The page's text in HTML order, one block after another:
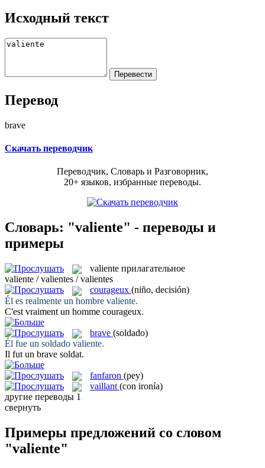
Исходный текст
Перевод
brave
Скачать переводчик
Переводчик, Словарь и Разговорник,
20+ языков, избранные переводы.
Словарь: "valiente" - переводы и
примеры
valiente прилагательное
valiente / valientes / valientes
courageux (niño, decisión)
Él es realmente un hombre valiente.
C'est vraiment un homme courageux.
brave (soldado)
Él fue un soldado valiente.
Il fut un brave soldat.
fanfaron (pey)
vaillant (con ironía)
другие переводы 1
свернуть
Примеры предложений со словом
"valiente"